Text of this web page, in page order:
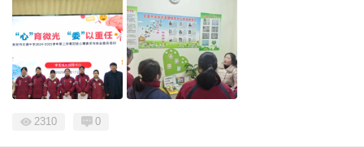
2310 0